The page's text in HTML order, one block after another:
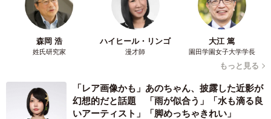
森岡 浩
姓氏研究家
ハイヒール・リンゴ
漫才師
大江 篤
園田学園女子大学学長
もっと見る
「レア画像かも」あのちゃん、披露した近影が
幻想的だと話題 「雨が似合う」「水も滴る良
いアーティスト」「脚めっちゃきれい」